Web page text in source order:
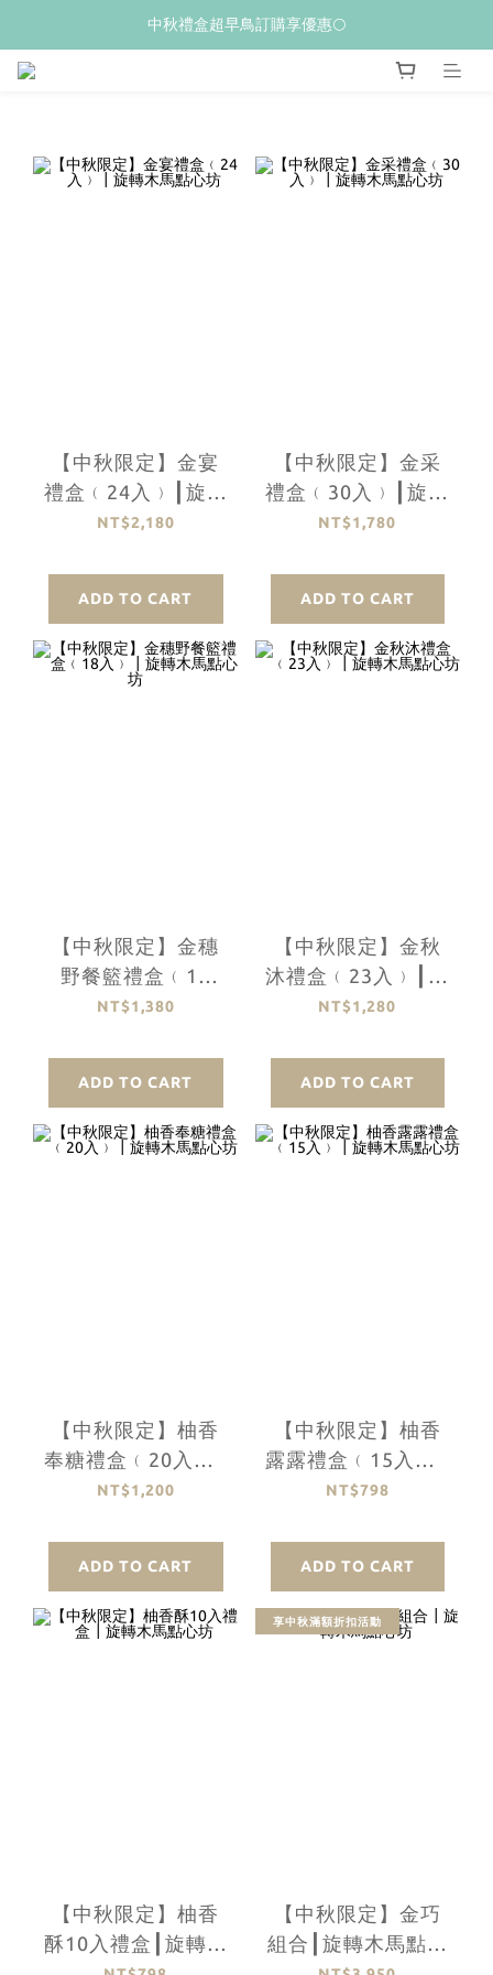
𝙒𝙚𝙡𝙘𝙤𝙢𝙚💝 新加入會員贈$𝟭𝟬𝟬購物金
中秋禮盒超早鳥訂購享優惠🌕
【中秋限定】金宴
禮盒﹙24入﹚┃旋轉
木馬點心坊
NT$2,180
ADD TO CART
【中秋限定】金采
禮盒﹙30入﹚┃旋轉
木馬點心坊
NT$1,780
ADD TO CART
【中秋限定】金穗
野餐籃禮盒﹙18
入﹚┃旋轉木馬點心
NT$1,380
ADD TO CART
【中秋限定】金秋
沐禮盒﹙23入﹚┃旋
轉木馬點心坊
NT$1,280
ADD TO CART
【中秋限定】柚香
奉糖禮盒﹙20入﹚┃
旋轉木馬點心坊
NT$1,200
ADD TO CART
【中秋限定】柚香
露露禮盒﹙15入﹚┃
旋轉木馬點心坊
NT$798
ADD TO CART
【中秋限定】柚香
酥10入禮盒┃旋轉木
享中秋滿額折扣活動
【中秋限定】金巧
組合┃旋轉木馬點心